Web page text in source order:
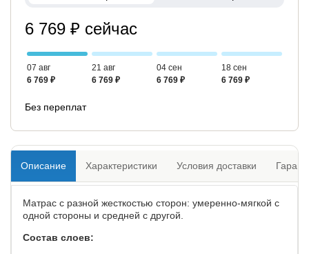
6 769 ₽ сейчас
07 авг
6 769 ₽
21 авг
6 769 ₽
04 сен
6 769 ₽
18 сен
6 769 ₽
Без переплат
Описание Характеристики Условия доставки
Матрас с разной жесткостью сторон: умеренно-мягкой с
одной стороны и средней с другой.
Состав слоев: